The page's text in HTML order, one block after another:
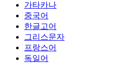
가타카나
중국어
한글고어
그리스문자
프랑스어
독일어